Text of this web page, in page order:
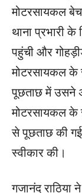
मोटरसायकल
थाना प्रभारी
पहुंची और
मोटरसायकल के
पूछताछ में उसने
मोटरसायकल के
से पूछताछ की गई
स्वीकार की।
गजानंद राठिया